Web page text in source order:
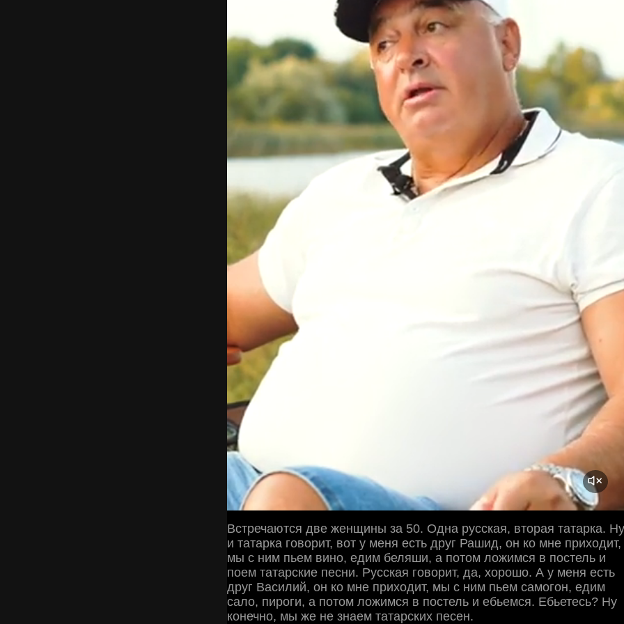
Встречаются две женщины за 50. Одна русская, вторая татарка. Ну
и татарка говорит, вот у меня есть друг Рашид, он ко мне приходит,
мы с ним пьем вино, едим беляши, а потом ложимся в постель и
поем татарские песни. Русская говорит, да, хорошо. А у меня есть
друг Василий, он ко мне приходит, мы с ним пьем самогон, едим
сало, пироги, а потом ложимся в постель и ебьемся. Ебьетесь? Ну
конечно, мы же не знаем татарских песен.